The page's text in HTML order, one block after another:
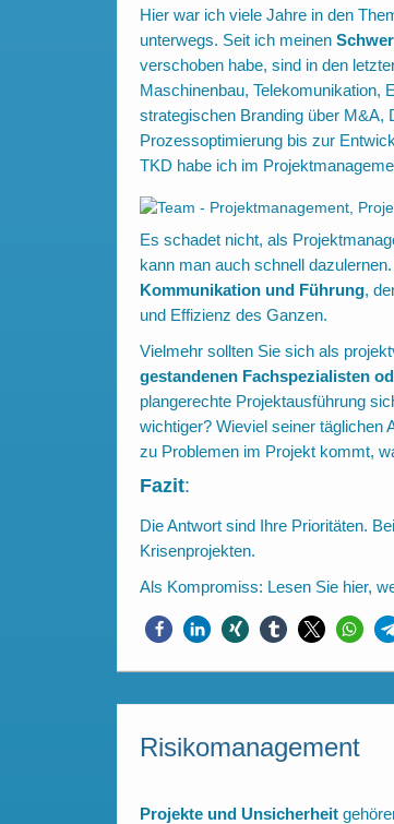
Hier war ich viele Jahre in den
unterwegs. Seit ich meinen
verschoben habe, sind in den
Maschinenbau, Telekomunikation,
strategischen Branding über M&A,
Prozessoptimierung bis zur
TKD habe ich im
Es schadet nicht, als
kann man auch schnell
Kommunikation und Führung,
und Effizienz des Ganzen.
Vielmehr sollten Sie sich als
gestandenen Fachspezialisten
plangerechte Projektausführung
wichtiger? Wieviel seiner täglichen
zu Problemen im Projekt kommt,
Fazit:
Die Antwort sind Ihre Prioritäten.
Krisenprojekten.
Als Kompromiss: Lesen Sie hier,
Risikomanagement
Projekte und Unsicherheit